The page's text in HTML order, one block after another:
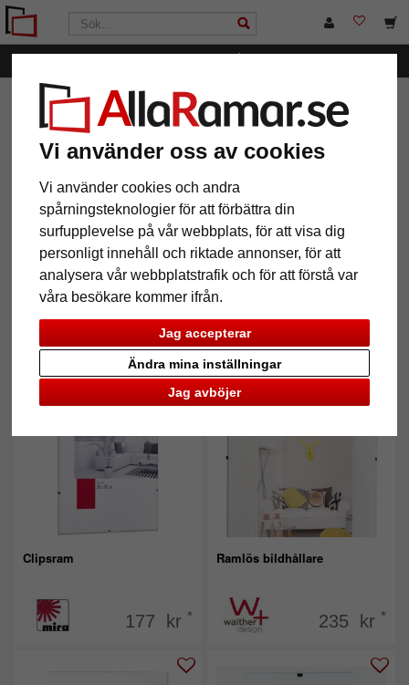
Vi använder oss av cookies
Vi använder cookies och andra
spårningsteknologier för att förbättra din
surfupplevelse på vår webbplats, för att visa dig
personligt innehåll och riktade annonser, för att
analysera vår webbplatstrafik och för att förstå var
våra besökare kommer ifrån.
Jag accepterar
Jag avböjer
Ändra mina inställningar
Kategorier
AllaRamar.se Ramtyp Clipsramar
Filter: Format: 42 x
59,4 cm (A2)
Återställ alla filter
Format: 42 x 59,4 cm (A2)
12 Artiklar Populärast
Grid
Clipsram
177 kr *
Ramlös bildhållare
235 kr *